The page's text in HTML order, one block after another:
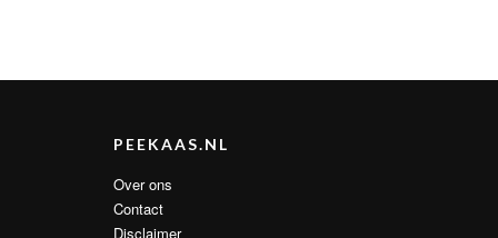
PEEKAAS.NL
Over ons
Contact
Disclaimer